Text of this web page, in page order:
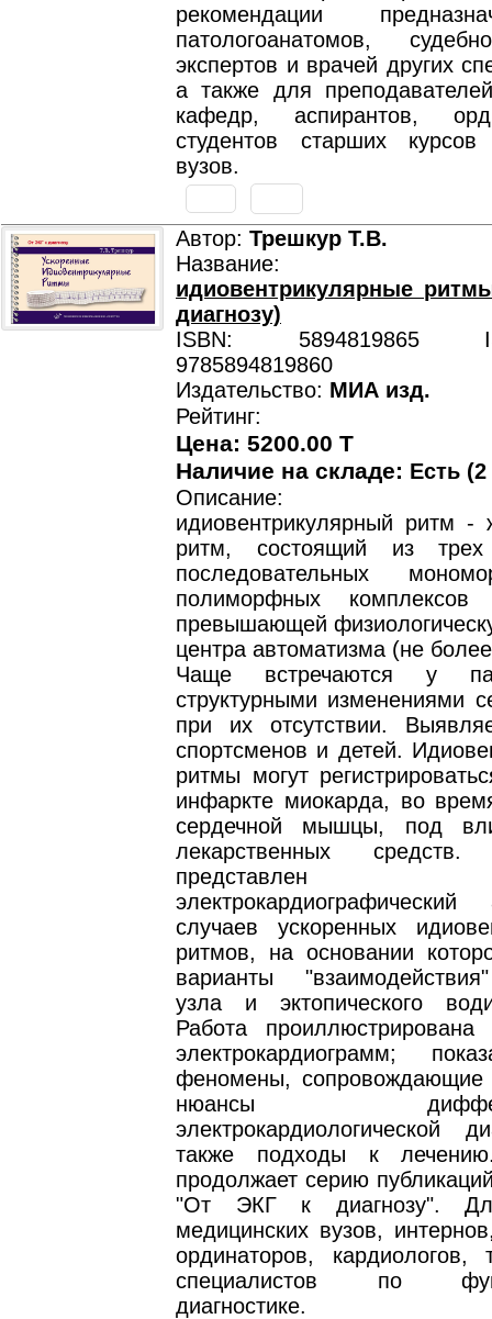
рекомендации
патологоанатомов,
экспертов и врачей других
а также для
кафедр, аспирантов,
студентов старших курсов
вузов.
Автор: Трешкур Т.В.
идиовентрикулярные
диагнозу)
ISBN: 5894819865
9785894819860
Издательство: МИА изд.
Рейтинг:
Цена: 5200.00 T
Наличие на складе: Есть
Описание:
идиовентрикулярный ритм -
ритм, состоящий из
последовательных
полиморфных комплексов
превышающей
центра автоматизма (не
Чаще встречаются у
структурными изменениями
при их отсутствии.
спортсменов и детей.
ритмы могут
инфаркте миокарда, во
сердечной мышцы, под
лекарственных
представлен
случаев ускоренных
ритмов, на основании
варианты
узла и эктопического
Работа
электрокардиограмм;
феномены, сопровождающие
нюансы
электрокардиологической
также подходы к
продолжает серию
"От ЭКГ к диагнозу".
медицинских вузов,
ординаторов, кардиологов,
специалистов по
диагностике.